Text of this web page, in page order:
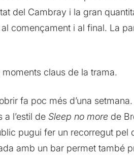
del Cambray i la gran
començament i al final. La
claus de la trama.
fa poc més d’una
l’estil de Sleep no more de
pugui fer un recorregut pel
amb un bar permet també